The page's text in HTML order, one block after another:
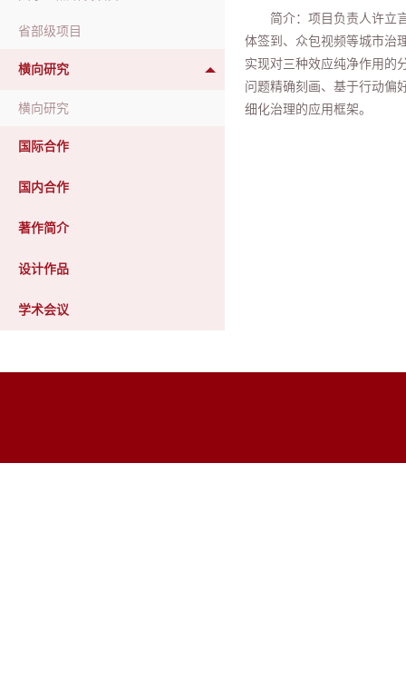
省部级项目
横向研究
横向研究
国际合作
国内合作
著作简介
设计作品
学术会议
简介：项目负责人许立
体签到、众包视频等城市治
实现对三种效应纯净作用的
问题精确刻画、基于行动偏
细化治理的应用框架。